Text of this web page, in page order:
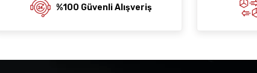
%100 Güvenli Alışveriş